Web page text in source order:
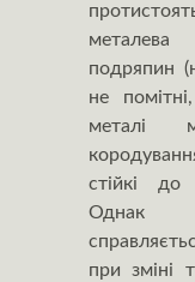
подряпин
не
металі
стійкі до
Однак
при зміні